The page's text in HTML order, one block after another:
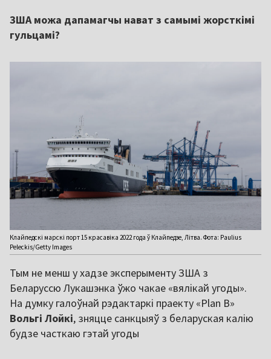
ЗША можа дапамагчы нават з самымі жорсткімі
гульцамі?
Клайпедскі марскі порт 15 красавіка 2022 года ў Клайпедзе, Літва. Фота: Paulius
Peleckis/Getty Images
Тым не менш у хадзе эксперыменту ЗША з
Беларуссю Лукашэнка ўжо чакае «вялікай угоды».
На думку галоўнай рэдактаркі праекту «Plan B»
Вольгі Лойкі, зняцце санкцыяў з беларуская калію
будзе часткаю гэтай угоды